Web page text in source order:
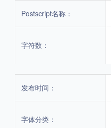
字体新闻 字体文章
Postscript名称：
字符数：
发布时间：
字体分类：